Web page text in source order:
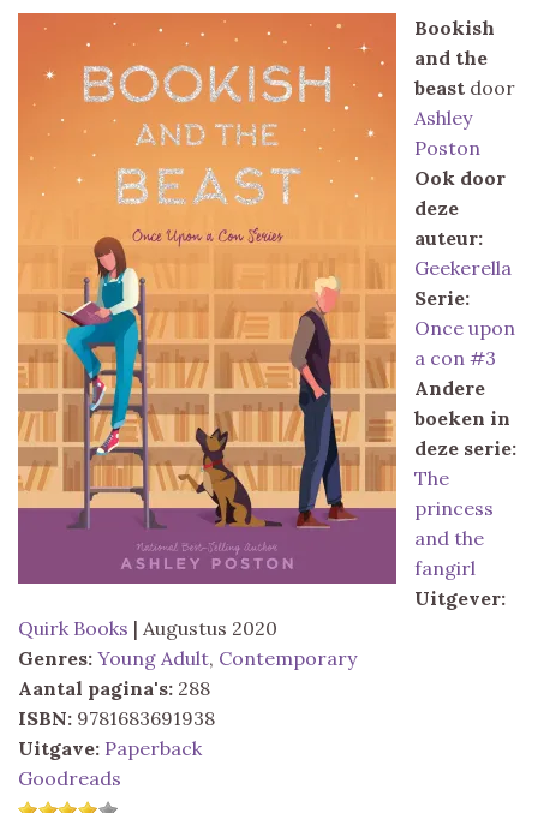
Bookish
and the
beast door
Ashley
Poston
Ook door
deze
auteur:
Geekerella
Serie:
Once upon
a con #3
Andere
boeken in
deze serie:
The
princess
and the
fangirl
Uitgever:
Quirk Books | Augustus 2020
Genres: Young Adult, Contemporary
Aantal pagina's: 288
ISBN: 9781683691938
Uitgave: Paperback
Goodreads